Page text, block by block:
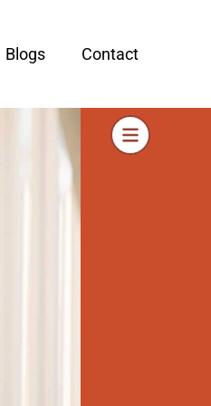
Blogs Contact